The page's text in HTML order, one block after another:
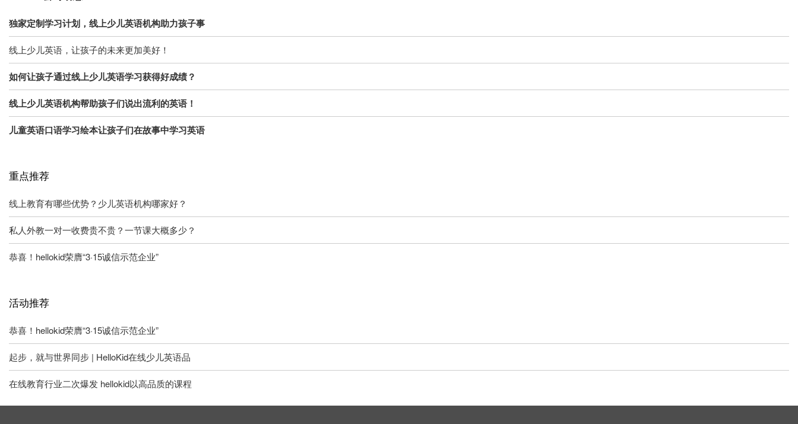
独家定制学习计划，线上少儿英语机构助力孩子事
线上少儿英语，让孩子的未来更加美好！
如何让孩子通过线上少儿英语学习获得好成绩？
线上少儿英语机构帮助孩子们说出流利的英语！
儿童英语口语学习绘本让孩子们在故事中学习英语
重点推荐
线上教育有哪些优势？少儿英语机构哪家好？
私人外教一对一收费贵不贵？一节课大概多少？
恭喜！hellokid荣膺“3·15诚信示范企业”
活动推荐
恭喜！hellokid荣膺“3·15诚信示范企业”
起步，就与世界同步 | HelloKid在线少儿英语品
在线教育行业二次爆发 hellokid以高品质的课程